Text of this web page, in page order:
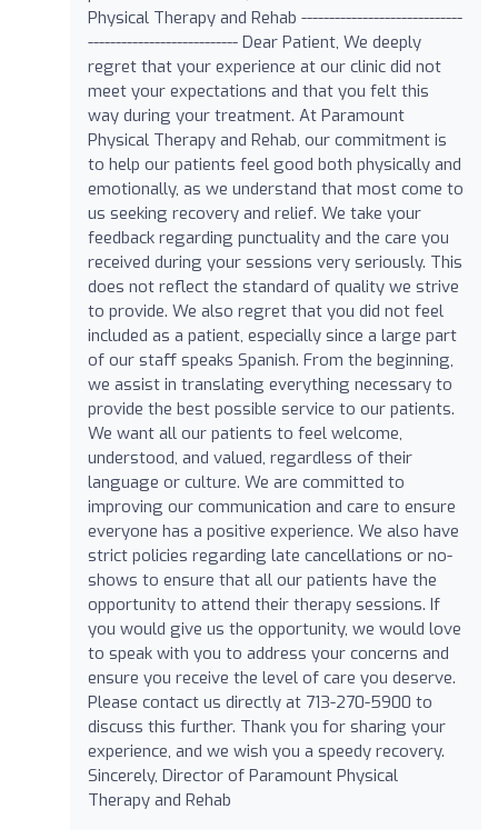
Physical Therapy and Rehab -----------------------------
--------------------------- Dear Patient, We deeply
regret that your experience at our clinic did not
meet your expectations and that you felt this
way during your treatment. At Paramount
Physical Therapy and Rehab, our commitment is
to help our patients feel good both physically and
emotionally, as we understand that most come to
us seeking recovery and relief. We take your
feedback regarding punctuality and the care you
received during your sessions very seriously. This
does not reflect the standard of quality we strive
to provide. We also regret that you did not feel
included as a patient, especially since a large part
of our staff speaks Spanish. From the beginning,
we assist in translating everything necessary to
provide the best possible service to our patients.
We want all our patients to feel welcome,
understood, and valued, regardless of their
language or culture. We are committed to
improving our communication and care to ensure
everyone has a positive experience. We also have
strict policies regarding late cancellations or no-
shows to ensure that all our patients have the
opportunity to attend their therapy sessions. If
you would give us the opportunity, we would love
to speak with you to address your concerns and
ensure you receive the level of care you deserve.
Please contact us directly at 713-270-5900 to
discuss this further. Thank you for sharing your
experience, and we wish you a speedy recovery.
Sincerely, Director of Paramount Physical
Therapy and Rehab